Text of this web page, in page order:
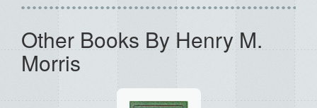
Other Books By Henry M.
Morris